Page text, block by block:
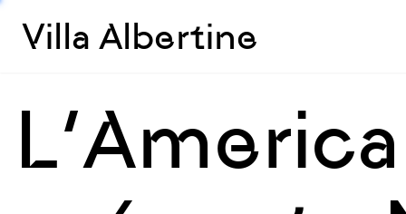
Villa Albertine